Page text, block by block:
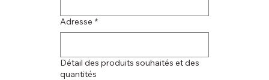
Adresse *
Détail des produits souhaités et des
quantités